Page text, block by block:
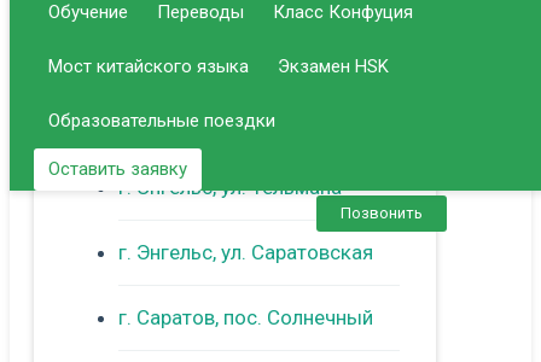
Позвонить
г. Саратов Центральный офис
г. Балаково
г. Энгельс, ул. Тельмана
г. Энгельс, ул. Саратовская
г. Саратов, пос. Солнечный
Обучение Переводы Класс Конфуция
Мост китайского языка Экзамен HSK
Образовательные поездки
Оставить заявку